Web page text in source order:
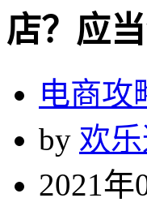
店？应
电商攻
by 欢
2021年